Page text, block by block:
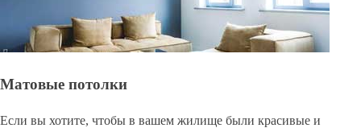
Матовые потолки
Если вы хотите, чтобы в вашем жилище были красивые и